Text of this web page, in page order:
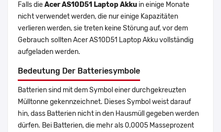
Falls dieAcer AS10D51 Laptop Akku in einige Monate
nicht verwendet werden, die nur einige Kapazitäten
verlieren werden, sie treten keine Störung auf, vor dem
Gebrauch sollten Acer AS10D51 Laptop Akku vollständig
aufgeladen werden.
Bedeutung Der Batteriesymbole
Batterien sind mit dem Symbol einer durchgekreuzten
Mülltonne gekennzeichnet. Dieses Symbol weist darauf
hin, dass Batterien nicht in den Hausmüll gegeben werden
dürfen. Bei Batterien, die mehr als 0,0005 Masseprozent